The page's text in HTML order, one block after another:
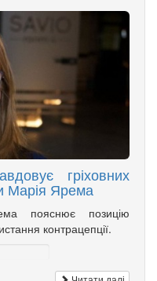
гріховних
Марія Ярема
пояснює позицію
контрацепції.